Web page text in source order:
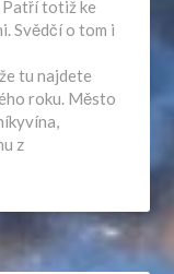
Patří totiž ke
Svědčí o tom i
tu najdete
roku. Město
z